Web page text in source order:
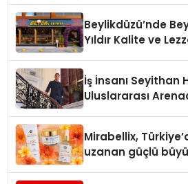
Beylikdüzü’nde
Yıldır Kalite ve
İş İnsanı Seyithan
Uluslararası
Mirabellix,
uzanan güçlü